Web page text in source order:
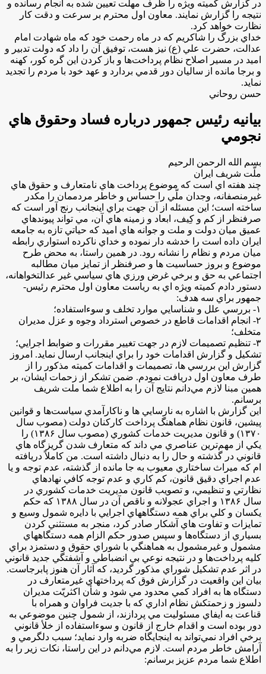
در گزارش كميته ويژه را ظرف مهلت تعيين شده به انجام رسانده و
نتيجه را گزارش نمايند. معاون اول محترم بر سرعت و دقت كار
نظارت خواهد كرد.
خداي بزرگ را شاكريم كه در ماه رحمت خود كه ماه شهادت امام
عدالت، حضرت علي (ع) نيز هست، توفيق آن را داد كه دولت تدبير و
اميد در مسير اصلاح نظام پرداخت­‌ها و باز كردن اين گره كور، كهنه
و برجا مانده از ساليان دور قدمي بردارد و عهد خود با مردم را تجديد
نمايد.
حسن روحاني
بيانيه رئيس جمهور درباره فساد وحقوق هاي
نجومي
بسم الله الرحمن الرحيم
ملّت شريف ايران
چند هفته اي است كه موضوع پرداخت هاي نامتعارف و حقوق هاي
غيرمنصفانه، وجدان ملّي را حساس و خاطر مردممان را مكدر
ساخته است؛ اين مسئله از ‌آن جهت براي اينجانب رنج آور است كه
صرفنظر از كم و كِيف، ابعاد و زمينه ‌هاي آن، مي تواند پيوندهاي
عميق ميان دولت و ملت و جوانه هاي اميد كه حياتي تازه به جامعه
ايران داده است را خدشه دار نموده و خداي ناكرده استواري رابطه
ميان مردم و نظام را نشانه رود. در همين راستا، به محض طرح
موضوع و بروز حساسيت ‌ها و صرفنظر از تمايز ميان مطالبه
اجتماعي به حق و برخي غرض ورزي هاي سياسي غير عدالت­خواهانه،
دستور دادم كميته ويژه اي به رياست معاون اول محترم رئيس­
جمهور براي سه هدف:
۱- بررسي علل و شناسايي موارد تخلف و سوءاستفاده؛
۲- انجام اقدامات قاطع در خصوص استرداد وجوه و عزل مديران
متخلف؛
۳- تنظيم تصميمات لازم در جهت تغيير مقررات و ضوابط اجرايي؛
تشكيل و گزارش اقدامات خود را براي اينجانب ارسال نمايد. امروز
گزارش اين بررسي ‌ها، تصميمات و اقدامات كميته مذكور را از
طرف معاون اول دريافت نمودم. ضمن تشكر از زحمات ايشان، بر
همين مبنا لازم مي‌دانم نتايج آن را به اطلاع شما ملت شريف
برسانم.
اين گزارش با اشاره به نارسايي ­‌ها و ناكارآمدي سياست­‌ها و قوانين
پيشين، قانون نظام هماهنگ پرداخت كاركنان دولت (مصوب سال
۱۳۷۰) و قانون مديريت خدمات كشوري (مصوب سال ۱۳۸۶) را
يكي از مهم‌ترين عناصري مي‌ داند كه متعارف شدن گريزگاه ­هاي
قانوني در گذشته و حال را به دنبال داشته است. من كاملاً دريافته
‌ام كه ميراث ساختاري معيوب به جا مانده از گذشته، عدم توجه و يا
عدم اجراي دقيق قانون، كم كاري و عدم توجه كافي نهادهاي
نظارتي و تنظيمي، و تصويب قانون مديريت خدمات كشوري در
سال ۱۳۸۶ و اجراي عجولانه و ناقص آن در سال ۱۳۸۸ كه حكم
يكسان و كلي براي همه دستگاه­هاي اجرايي با دايره شمول وسيع و
تمايزات و تفاوت هاي آشكار صادر كرد، منجر به مستثني كردن
بسياري از دستگاه­‌ها و سپس صدور حكم الزام همه دستگاه­هاي
مشمول و غيرمشمول به هماهنگي با شوراي حقوق و دستمزد براي
كليه پرداخت­‌ها و در نتيجه نوعي بي‌ انضباطي و آشفتگي جديد قانوني
در اثر عدم تشكيل شوراي مذكور گرديد، كه آثار آن هنوز پابرجاست.
بيان اين واقعيت در گزارش فوق كه پرداخت­هاي غيرمتعارف در
دستگاه ‌ها به افراد كمي محدود مي شود و شأن اكثريّت مديران
دلسوز و زحمتكش نظام اداري كه با جديت فراوان و همراه با
قناعت به ايفاي مسئوليت مي پردازند، از شمول چنين موضوعي به
دور بوده است و اقدام خارج از قانون و سوءاستفاده از خلأ قانوني
برخي افراد نمي‌­تواند به اينجايگاه ضربه وارد نمايد؛ سبب دلگرمي و
آرامش خاطر مردم است. لازم مي‌­دانم در اين راستا، نكات زير را به
اطلاع شما مردم عزيز برسانم: